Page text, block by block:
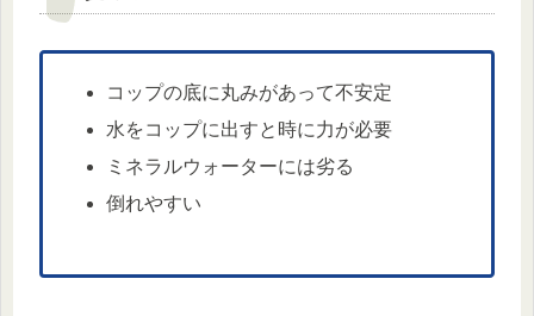
コップの底に丸みがあって不安定
水をコップに出すと時に力が必要
ミネラルウォーターには劣る
倒れやすい